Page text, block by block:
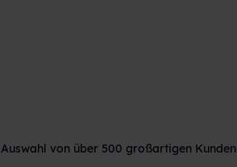
Auswahl von über 500 großartigen Kunden